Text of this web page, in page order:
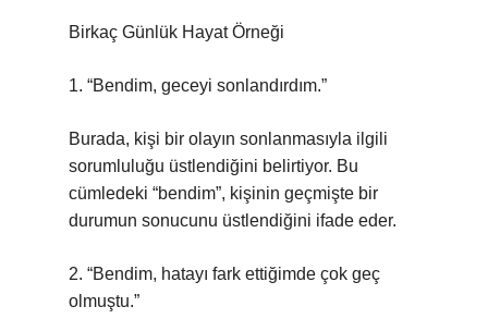
Birkaç Günlük Hayat Örneği
1. “Bendim, geceyi sonlandırdım.”
Burada, kişi bir olayın sonlanmasıyla ilgili
sorumluluğu üstlendiğini belirtiyor. Bu
cümledeki “bendim”, kişinin geçmişte bir
durumun sonucunu üstlendiğini ifade eder.
2. “Bendim, hatayı fark ettiğimde çok geç
olmuştu.”